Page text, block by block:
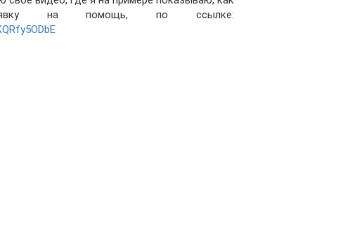
на помощь, по ссылке: